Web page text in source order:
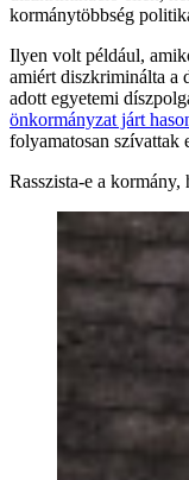
kormánytöbbség
Ilyen volt például,
amiért diszkriminálta
adott egyetemi
önkormányzat járt
folyamatosan szívattak
Rasszista-e a